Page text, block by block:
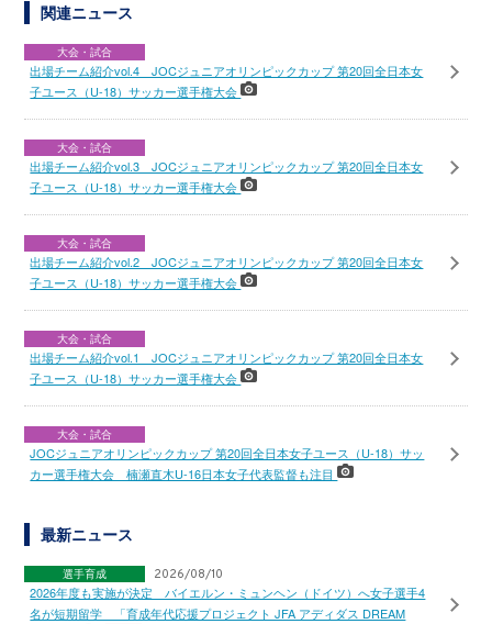
関連ニュース
大会・試合
出場チーム紹介vol.4 JOCジュニアオリンピックカップ 第20回全日本女
子ユース（U-18）サッカー選手権大会
大会・試合
出場チーム紹介vol.3 JOCジュニアオリンピックカップ 第20回全日本女
子ユース（U-18）サッカー選手権大会
大会・試合
出場チーム紹介vol.2 JOCジュニアオリンピックカップ 第20回全日本女
子ユース（U-18）サッカー選手権大会
大会・試合
出場チーム紹介vol.1 JOCジュニアオリンピックカップ 第20回全日本女
子ユース（U-18）サッカー選手権大会
大会・試合
JOCジュニアオリンピックカップ 第20回全日本女子ユース（U-18）サッ
カー選手権大会 楠瀬直木U-16日本女子代表監督も注目
最新ニュース
選手育成 2026/08/10
2026年度も実施が決定 バイエルン・ミュンヘン（ドイツ）へ女子選手4
名が短期留学 「育成年代応援プロジェクト JFA アディダス DREAM